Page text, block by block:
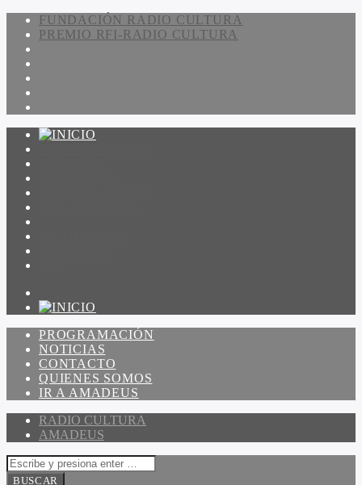
FUNDACIÓN RADIO CULTURA
PREMIO RFI-RADIO CULTURA
PROGRAMACIÓN
NOTICIAS
CONTACTO
QUIENES SOMOS
IR A AMADEUS
RADIO CULTURA
AMADEUS